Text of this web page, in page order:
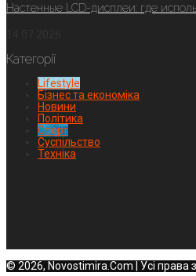
Настенные LCD-дисплеи: где
Категорії
Lifestyle
Бізнес та економіка
Новини
Політика
Спорт
Суспільство
Техніка
© 2026, Novostimira.Com | Усі права